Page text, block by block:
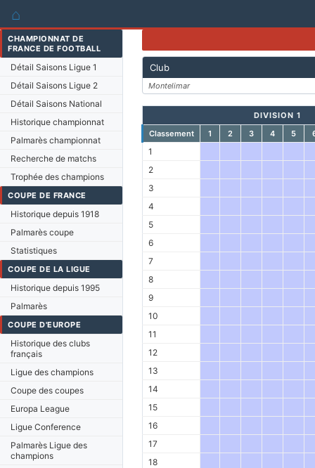
⌂
CHAMPIONNAT DE
FRANCE DE FOOTBALL
Détail Saisons Ligue 1
Détail Saisons Ligue 2
Détail Saisons National
Historique championnat
Palmarès championnat
Recherche de matchs
Trophée des champions
COUPE DE FRANCE
Historique depuis 1918
Palmarès coupe
Statistiques
COUPE DE LA LIGUE
Historique depuis 1995
Palmarès
COUPE D'EUROPE
Historique des clubs
français
Ligue des champions
Coupe des coupes
Europa League
Ligue Conference
Palmarès Ligue des
champions
Club
Montelimar
DIVISION 1
Classement
1 2 3 4 5
1
2
3
4
5
6
7
8
9
10
11
12
13
14
15
16
17
18